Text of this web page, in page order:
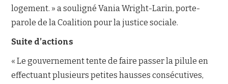
logement. » a souligné Vania Wright-Larin, porte-
parole de la Coalition pour la justice sociale.
Suite d’actions
« Le gouvernement tente de faire passer la pilule en
effectuant plusieurs petites hausses consécutives,